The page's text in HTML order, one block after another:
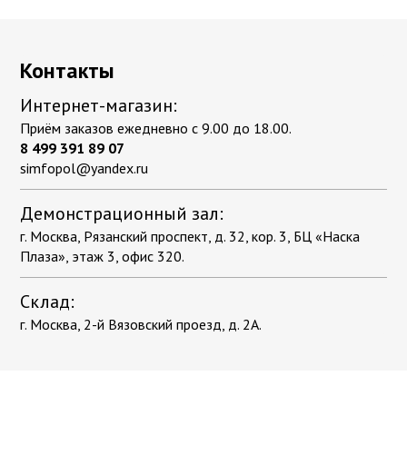
Контакты
Интернет-магазин:
Приём заказов ежедневно с 9.00 до 18.00.
8 499 391 89 07
simfopol@yandex.ru
Демонстрационный зал:
г. Москва, Рязанский проспект, д. 32, кор. 3, БЦ «Наска
Плаза», этаж 3, офис 320.
Склад:
г. Москва, 2-й Вязовский проезд, д. 2А.